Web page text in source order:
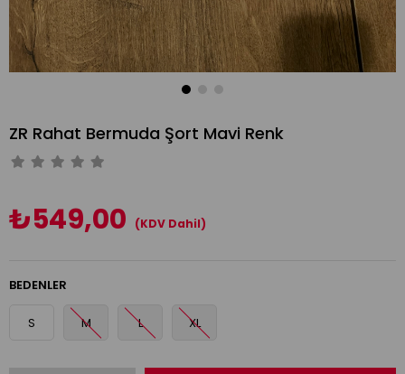
ZR Rahat Bermuda Şort Mavi Renk
₺549,00 (KDV Dahil)
BEDENLER
S M L XL